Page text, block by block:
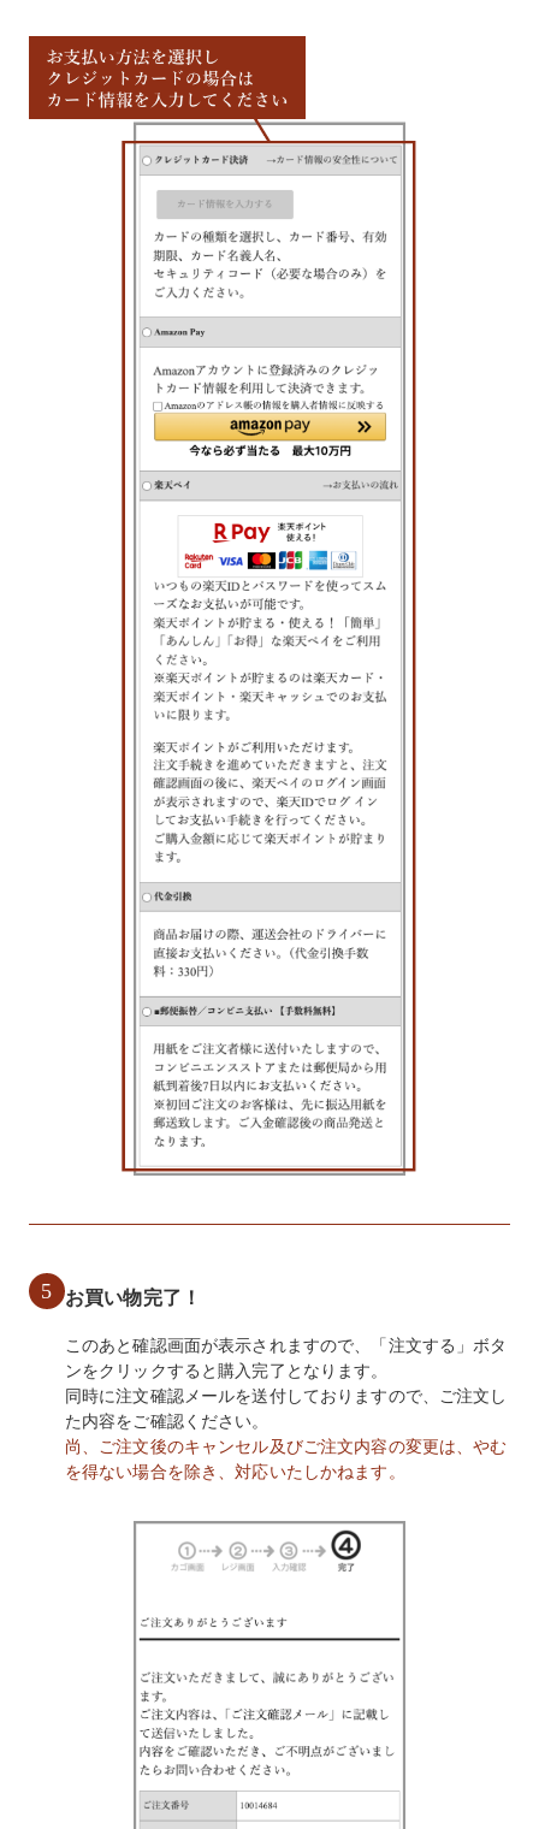
5 お買い物完了！
このあと確認画面が表示されますので、「注文する」ボタ
ンをクリックすると購入完了となります。
同時に注文確認メールを送付しておりますので、ご注文し
た内容をご確認ください。
尚、ご注文後のキャンセル及びご注文内容の変更は、やむ
を得ない場合を除き、対応いたしかねます。